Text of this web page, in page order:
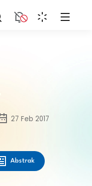
27 Feb 2017
Abstrak